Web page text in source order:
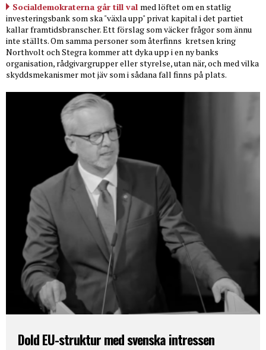
Socialdemokraterna går till val med löftet om en statlig
investeringsbank som ska "växla upp" privat kapital i det partiet
kallar framtidsbranscher. Ett förslag som väcker frågor som ännu
inte ställts. Om samma personer som återfinns kretsen kring
Northvolt och Stegra kommer att dyka upp i en ny banks
organisation, rådgivargrupper eller styrelse, utan när, och med vilka
skyddsmekanismer mot jäv som i sådana fall finns på plats.
Dold EU-struktur med svenska intressen